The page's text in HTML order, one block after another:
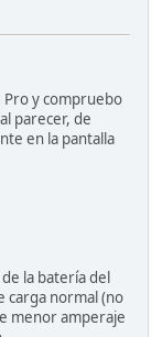
Pro y compruebo
parecer, de
en la pantalla
la batería del
carga normal (no
menor amperaje